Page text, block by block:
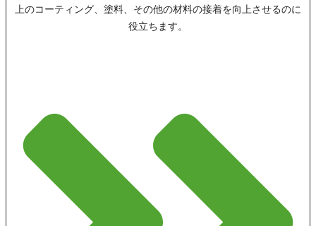
上のコーティング、塗料、その他の材料の接着を向上させるのに
役立ちます。